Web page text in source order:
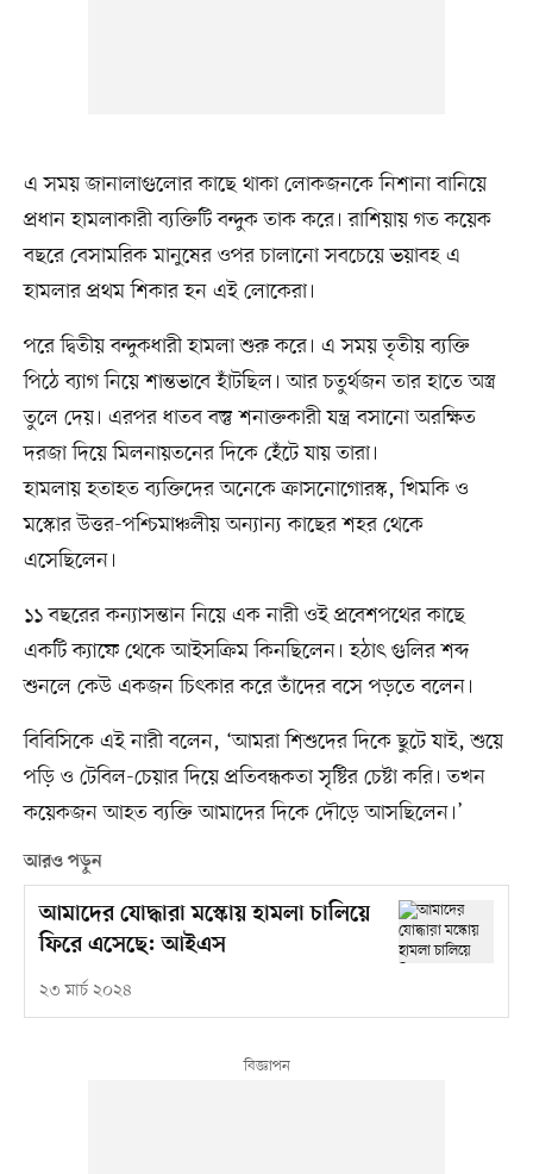
এ সময় জানালাগুলোর কাছে থাকা লোকজনকে নিশানা বানিয়ে
প্রধান হামলাকারী ব্যক্তিটি বন্দুক তাক করে। রাশিয়ায় গত কয়েক
বছরে বেসামরিক মানুষের ওপর চালানো সবচেয়ে ভয়াবহ এ
হামলার প্রথম শিকার হন এই লোকেরা।
পরে দ্বিতীয় বন্দুকধারী হামলা শুরু করে। এ সময় তৃতীয় ব্যক্তি
পিঠে ব্যাগ নিয়ে শান্তভাবে হাঁটছিল। আর চতুর্থজন তার হাতে অস্ত্র
তুলে দেয়। এরপর ধাতব বস্তু শনাক্তকারী যন্ত্র বসানো অরক্ষিত
দরজা দিয়ে মিলনায়তনের দিকে হেঁটে যায় তারা।
হামলায় হতাহত ব্যক্তিদের অনেকে ক্রাসনোগোরস্ক, খিমকি ও
মস্কোর উত্তর-পশ্চিমাঞ্চলীয় অন্যান্য কাছের শহর থেকে
এসেছিলেন।
১১ বছরের কন্যাসন্তান নিয়ে এক নারী ওই প্রবেশপথের কাছে
একটি ক্যাফে থেকে আইসক্রিম কিনছিলেন। হঠাৎ গুলির শব্দ
শুনলে কেউ একজন চিৎকার করে তাঁদের বসে পড়তে বলেন।
বিবিসিকে এই নারী বলেন, ‘আমরা শিশুদের দিকে ছুটে যাই, শুয়ে
পড়ি ও টেবিল-চেয়ার দিয়ে প্রতিবন্ধকতা সৃষ্টির চেষ্টা করি। তখন
কয়েকজন আহত ব্যক্তি আমাদের দিকে দৌড়ে আসছিলেন।’
আরও পড়ুন
আমাদের যোদ্ধারা মস্কোয় হামলা চালিয়ে
ফিরে এসেছে: আইএস
২৩ মার্চ ২০২৪